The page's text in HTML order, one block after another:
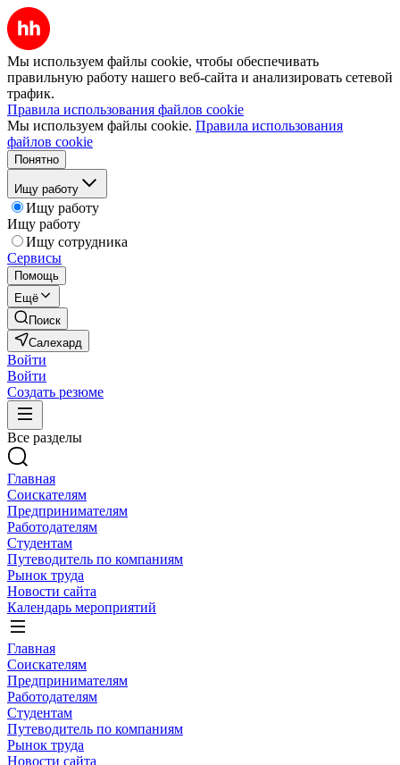
Мы используем файлы cookie, чтобы обеспечивать
правильную работу нашего веб-сайта и анализировать сетевой
трафик.
Правила использования файлов cookie
Мы используем файлы cookie. Правила использования
файлов cookie
Понятно
Ищу работу
Ищу работу
Ищу работу
Ищу сотрудника
Сервисы
Помощь
Ещё
Поиск
Салехард
Войти
Войти
Создать резюме
Все разделы
Главная
Соискателям
Предпринимателям
Работодателям
Студентам
Путеводитель по компаниям
Рынок труда
Новости сайта
Календарь мероприятий
Главная
Соискателям
Предпринимателям
Работодателям
Студентам
Путеводитель по компаниям
Рынок труда
Новости сайта